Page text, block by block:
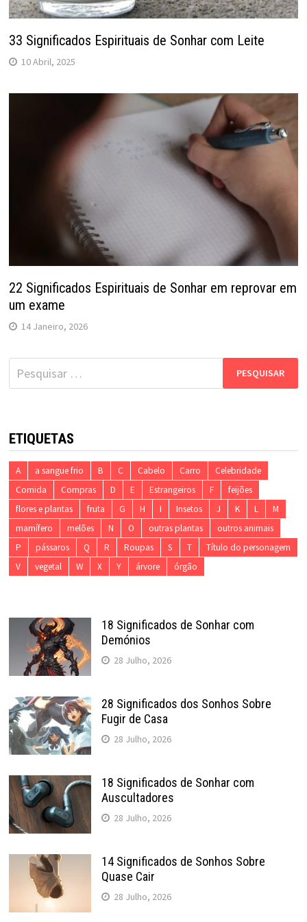
33 Significados Espirituais de Sonhar com Leite
10 Abril, 2025
22 Significados Espirituais de Sonhar em reprovar em
um exame
14 Janeiro, 2026
Pesquisar
por:
ETIQUETAS
A a sangue frio B C Cabelo Carro
Celebridade
Comida
Compras D E Estrangeiros F
feijões
flores e plantas
fruta G H I Insetos J K L
M
mamífero
melões N O outras plantas
outros animais
P
pássaros Q R Roupas S T
Título do personagem
V
vegetal W X Y árvore órgão
18 Significados de Sonhar com
Demónios
28 Julho, 2026
28 Significados dos Sonhos Sobre
Fugir de Casa
28 Julho, 2026
18 Significados de Sonhar com
Auscultadores
28 Julho, 2026
14 Significados de Sonhos Sobre
Quase Cair
28 Julho, 2026